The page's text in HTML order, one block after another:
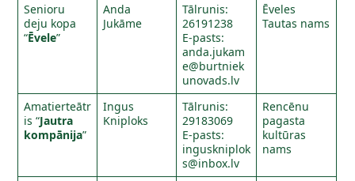
Senioru
deju kopa
“Ēvele”
Anda
Jukāme
Tālrunis:
26191238
E-pasts:
anda.jukam
e@burtniek
unovads.lv
Ēveles
Tautas nams
Amatierteātr
is “Jautra
kompānija”
Ingus
Kniploks
Tālrunis:
29183069
E-pasts:
inguskniplok
s@inbox.lv
Rencēnu
pagasta
kultūras
nams